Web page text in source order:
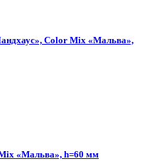
Color Mix «Мальва»,
«Мальва», h=60 мм